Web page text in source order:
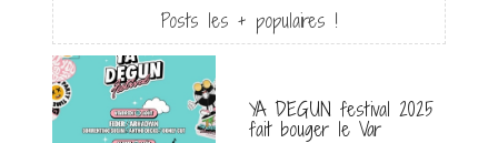
Posts les + populaires !
YA DEGUN festival 2025
fait bouger le Var